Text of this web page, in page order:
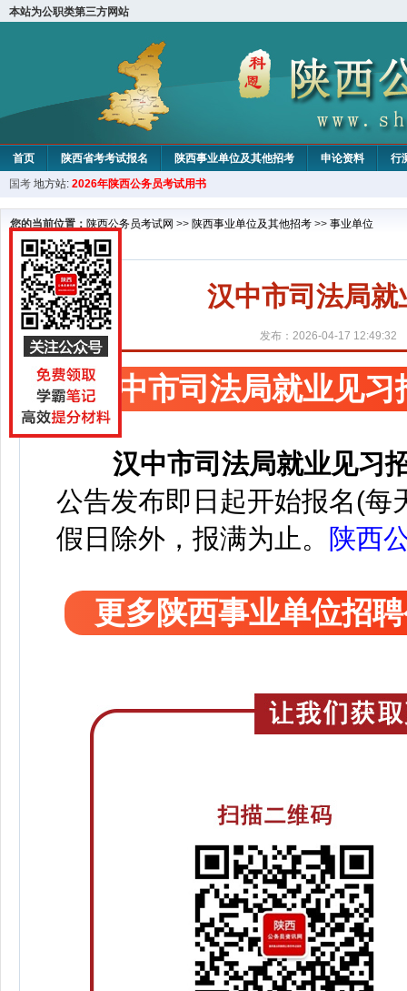
本站为公职类第三方网站
首页 陕西省考考试报名 陕西事业单位及其他招考 申论资料
行
国考 地方站: 2026年陕西公务员考试用书
您的当前位置： 陕西公务员考试网 >> 陕西事业单位及其他招考 >> 事业单位
汉中市司法局
发布：2026-04-17 12:49:32
汉中市司法局就业见
汉中市司法局就业见习
公告发布即日起开始报名(
假日除外，报满为止。 陕西
更多陕西事业单位招